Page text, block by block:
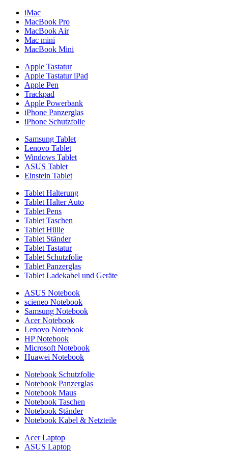
iMac
MacBook Pro
MacBook Air
Mac mini
MacBook Mini
Apple Tastatur
Apple Tastatur iPad
Apple Pen
Trackpad
Apple Powerbank
iPhone Panzerglas
iPhone Schutzfolie
Samsung Tablet
Lenovo Tablet
Windows Tablet
ASUS Tablet
Einstein Tablet
Tablet Halterung
Tablet Halter Auto
Tablet Pens
Tablet Taschen
Tablet Hülle
Tablet Ständer
Tablet Tastatur
Tablet Schutzfolie
Tablet Panzerglas
Tablet Ladekabel und Geräte
ASUS Notebook
scieneo Notebook
Samsung Notebook
Acer Notebook
Lenovo Notebook
HP Notebook
Microsoft Notebook
Huawei Notebook
Notebook Schutzfolie
Notebook Panzerglas
Notebook Maus
Notebook Taschen
Notebook Ständer
Notebook Kabel & Netzteile
Acer Laptop
ASUS Laptop